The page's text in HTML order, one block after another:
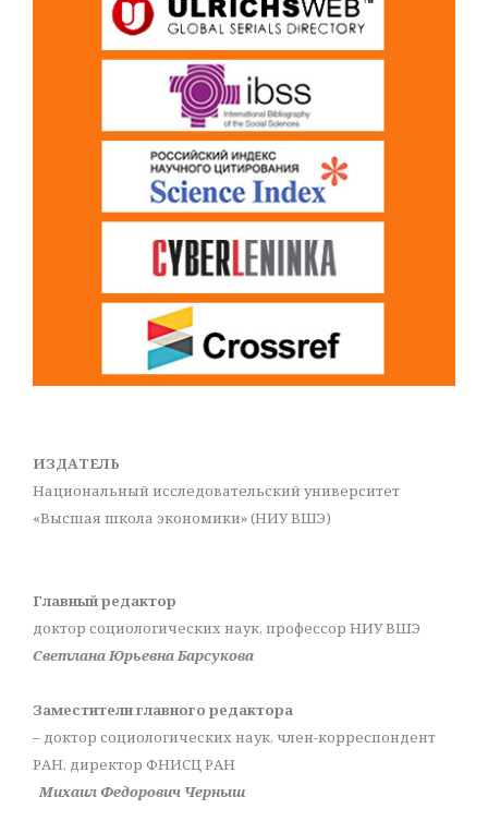
ИЗДАТЕЛЬ
Национальный исследовательский университет
«Высшая школа экономики» (НИУ ВШЭ)
Главный редактор
доктор социологических наук, профессор НИУ ВШЭ
Светлана Юрьевна Барсукова
Заместители главного редактора
– доктор социологических наук, член-корреспондент
РАН, директор ФНИСЦ РАН
Михаил Федорович Черныш